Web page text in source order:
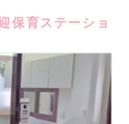
保育ステーショ